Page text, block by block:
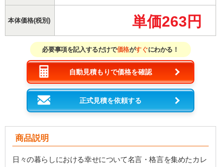
本体価格(税別) 単価263円
必要事項を記入するだけで価格がすぐにわかる！
自動見積もりで価格を確認
正式見積を依頼する
商品説明
日々の暮らしにおける幸せについて名言・格言を集めたカレ